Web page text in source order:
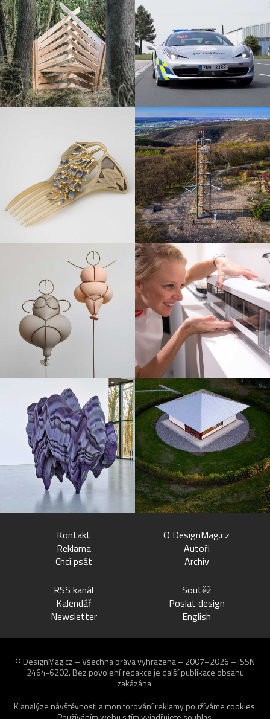
Kontakt
Reklama
Chci psát
O DesignMag.cz
Autoři
Archiv
RSS kanál
Kalendář
Newsletter
Soutěž
Poslat design
English
© DesignMag.cz – Všechna práva vyhrazena – 2007–2026 – ISSN
2464-6202. Bez povolení redakce je další publikace obsahu
zakázána.
K analýze návštěvnosti a monitorování reklamy používáme cookies.